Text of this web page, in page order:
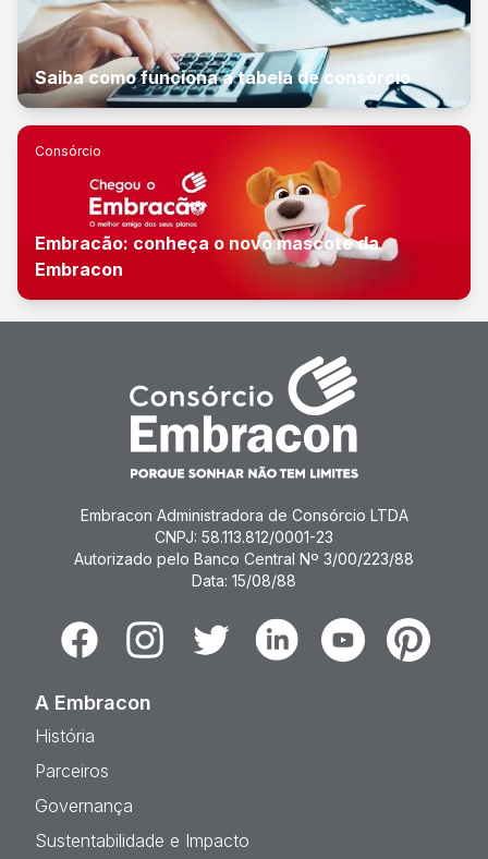
Saiba como funciona a tabela de consórcio
Consórcio
Embracão: conheça o novo mascote da
Embracon
Embracon Administradora de Consórcio LTDA
CNPJ: 58.113.812/0001-23
Autorizado pelo Banco Central Nº 3/00/223/88
Data: 15/08/88
FacebookInstagramTwitter LinkedinYoutubePinterest
A Embracon
História
Parceiros
Governança
Sustentabilidade e Impacto